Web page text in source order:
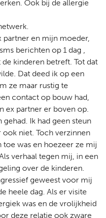
Ook bij de allergie
partner en mijn moeder,
berichten op 1 dag ,
kinderen betreft. Tot dat
Dat deed ik op een
ze maar rustig te
contact op bouw had,
ex partner er boven op.
Ik had geen steun
niet. Toch verzinnen
toe was en hoezeer ze mij
verhaal tegen mij, in een
over de kinderen.
geweest voor mij
heele dag. Als er visite
was en de vrolijkheid
deze relatie ook zware